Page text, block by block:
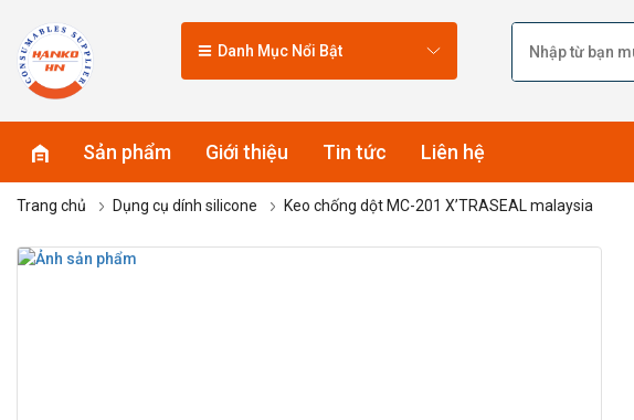
Danh Mục Nổi Bật
Sản phẩm Giới thiệu Tin tức Liên hệ
Trang chủ Dụng cụ dính silicone Keo chống dột MC-201 X’TRASEAL malaysia